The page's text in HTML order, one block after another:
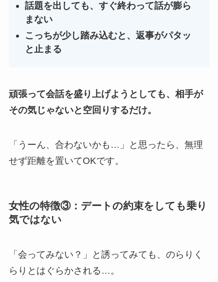
話題を出しても、すぐ終わって話が膨ら
まない
こっちが少し踏み込むと、返事がパタッ
と止まる
頑張って会話を盛り上げようとしても、相手が
その気じゃないと空回りするだけ。
「うーん、合わないかも…」と思ったら、無理
せず距離を置いてOKです。
女性の特徴③：デートの約束をしても乗り
気ではない
「会ってみない？」と誘ってみても、のらりく
らりとはぐらかされる…。